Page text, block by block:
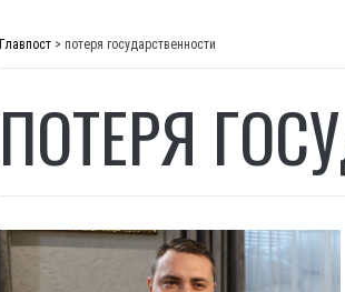
Главпост > потеря государственности
ПОТЕРЯ